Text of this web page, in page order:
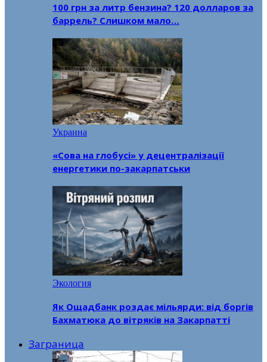
100 грн за литр бензина? 120 долларов за
баррель? Слишком мало…
Украина
«Сова на глобусі» у децентралізації
енергетики по-закарпатськи
Экология
Як Ощадбанк роздає мільярди: від боргів
Бахматюка до вітряків на Закарпатті
Заграница